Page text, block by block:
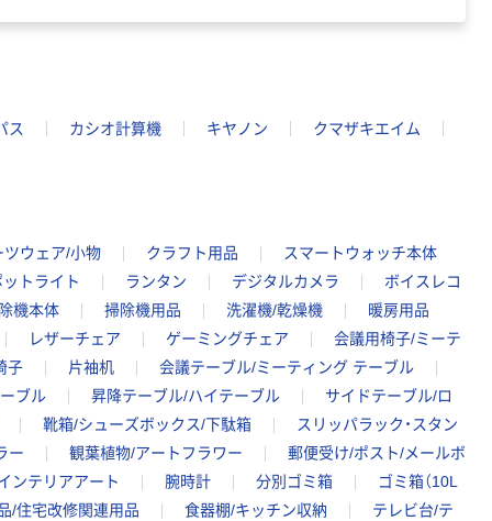
ス カシオ計算機 キヤノン
クマザキエイム
ツウェア/小物 クラフト用品
スマートウォッチ本体
トライト ランタン デジタルカメラ
ボイスレコ
機本体 掃除機用品 洗濯機/乾燥機
暖房用品
レザーチェア ゲーミングチェア
会議用椅子/ミーテ
子 片袖机
会議テーブル/ミーティング テーブル
ブル 昇降テーブル/ハイテーブル
サイドテーブル/ロ
靴箱/シューズボックス/下駄箱
スリッパラック・スタン
ー 観葉植物/アートフラワー
郵便受け/ポスト/メールボ
ンテリアアート 腕時計 分別ゴミ箱
ゴミ箱（10L
/住宅改修関連用品 食器棚/キッチン収納
テレビ台/テ